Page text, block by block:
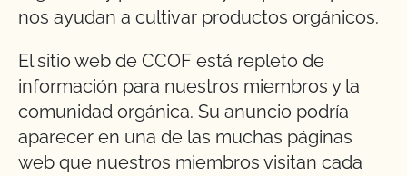
nos ayudan a cultivar productos orgánicos.
El sitio web de CCOF está repleto de
información para nuestros miembros y la
comunidad orgánica. Su anuncio podría
aparecer en una de las muchas páginas
web que nuestros miembros visitan cada